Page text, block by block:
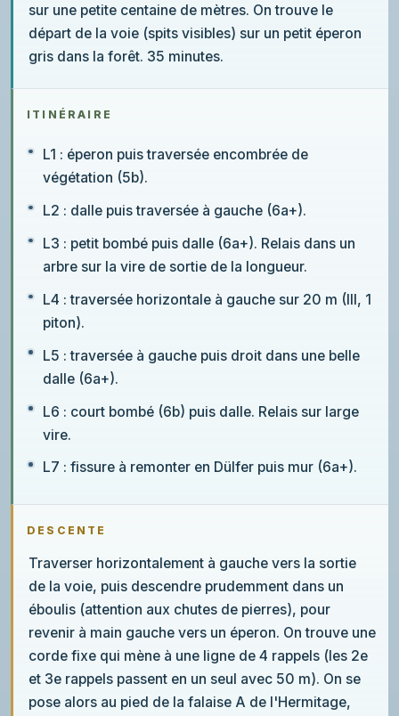
sur une petite centaine de mètres. On trouve le
départ de la voie (spits visibles) sur un petit éperon
gris dans la forêt. 35 minutes.
ITINÉRAIRE
L1 : éperon puis traversée encombrée de
végétation (5b).
L2 : dalle puis traversée à gauche (6a+).
L3 : petit bombé puis dalle (6a+). Relais dans un
arbre sur la vire de sortie de la longueur.
L4 : traversée horizontale à gauche sur 20 m (III, 1
piton).
L5 : traversée à gauche puis droit dans une belle
dalle (6a+).
L6 : court bombé (6b) puis dalle. Relais sur large
vire.
L7 : fissure à remonter en Dülfer puis mur (6a+).
DESCENTE
Traverser horizontalement à gauche vers la sortie
de la voie, puis descendre prudemment dans un
éboulis (attention aux chutes de pierres), pour
revenir à main gauche vers un éperon. On trouve une
corde fixe qui mène à une ligne de 4 rappels (les 2e
et 3e rappels passent en un seul avec 50 m). On se
pose alors au pied de la falaise A de l'Hermitage,